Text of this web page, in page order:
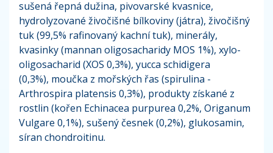
sušená řepná dužina, pivovarské kvasnice,
hydrolyzované živočišné bílkoviny (játra), živočišný
tuk (99,5% rafinovaný kachní tuk), minerály,
kvasinky (mannan oligosacharidy MOS 1%), xylo-
oligosacharid (XOS 0,3%), yucca schidigera
(0,3%), moučka z mořských řas (spirulina -
Arthrospira platensis 0,3%), produkty získané z
rostlin (kořen Echinacea purpurea 0,2%, Origanum
Vulgare 0,1%), sušený česnek (0,2%), glukosamin,
síran chondroitinu.